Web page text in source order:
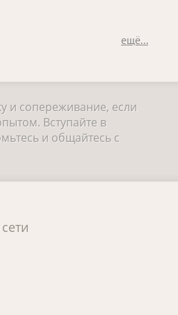
ещё...
и сопереживание, если
Вступайте в
и общайтесь с